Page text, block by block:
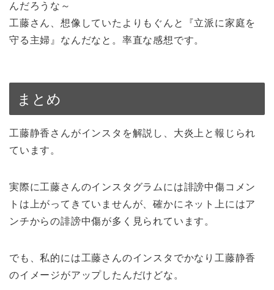
んだろうな～
工藤さん、想像していたよりもぐんと『立派に家庭を
守る主婦』なんだなと。率直な感想です。
まとめ
工藤静香さんがインスタを解説し、大炎上と報じられ
ています。
実際に工藤さんのインスタグラムには誹謗中傷コメン
トは上がってきていませんが、確かにネット上にはア
ンチからの誹謗中傷が多く見られています。
でも、私的には工藤さんのインスタでかなり工藤静香
のイメージがアップしたんだけどな。